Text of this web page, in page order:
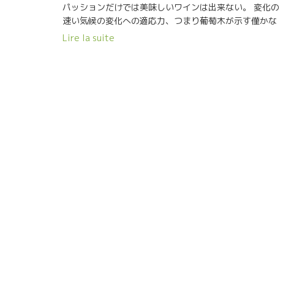
パッションだけでは美味しいワインは出来ない。 変化の
速い気候の変化への適応力、つまり葡萄木が示す僅かな
変化を読み取り、素早くそれに対応した畑の世話を施す
Lire la suite